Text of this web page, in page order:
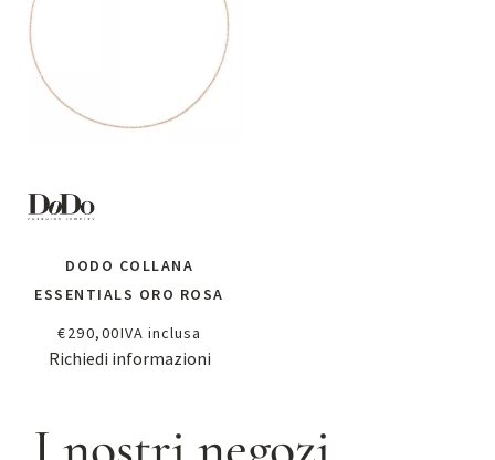
DODO COLLANA
ESSENTIALS ORO ROSA
€290,00IVA inclusa
Richiedi informazioni